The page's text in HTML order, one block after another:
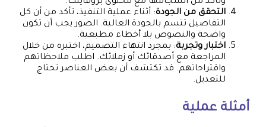
وتأكد من انسجامها مع محتوى بروفايلك.
التحقق من الجودة: أثناء عملية التنفيذ، تأكد من أن كل
التفاصيل تتسم بالجودة العالية. الصور يجب أن تكون
واضحة والنصوص بلا أخطاء مطبعية.
اختبار وتجربة: بمجرد انتهاء التصميم، اختبره من خلال
المراجعة مع أصدقائك أو زملائك. اطلب ملاحظاتهم
واقتراحاتهم. قد تكتشف أن بعض العناصر تحتاج
للتعديل.
أمثلة عملية